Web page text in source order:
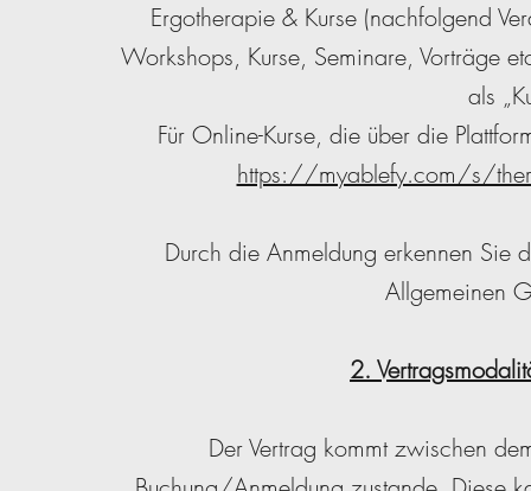
Ergotherapie & Kurse (nachfolgend
Workshops, Kurse, Seminare, Vorträge
als
Für Online-Kurse, die über die
https://myablefy.com/s/
Durch die Anmeldung erkennen Sie
Allgemeinen
2.
Der Vertrag kommt zwischen